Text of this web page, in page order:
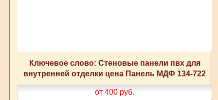
Ключевое слово: Стеновые панели пвх для
внутренней отделки цена Панель МДФ 134-722
от 400 руб.